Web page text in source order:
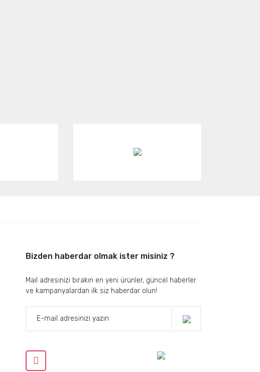
Bizden haberdar olmak ister misiniz ?
Mail adresinizi bırakın en yeni ürünler, güncel haberler
ve kampanyalardan ilk siz haberdar olun!